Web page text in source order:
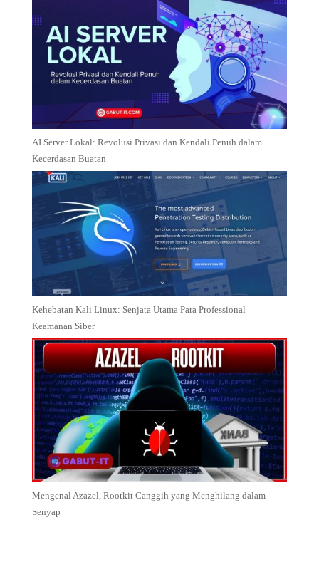
AI Server Lokal: Revolusi Privasi dan Kendali Penuh dalam
Kecerdasan Buatan
Kehebatan Kali Linux: Senjata Utama Para Professional
Keamanan Siber
Mengenal Azazel, Rootkit Canggih yang Menghilang dalam
Senyap